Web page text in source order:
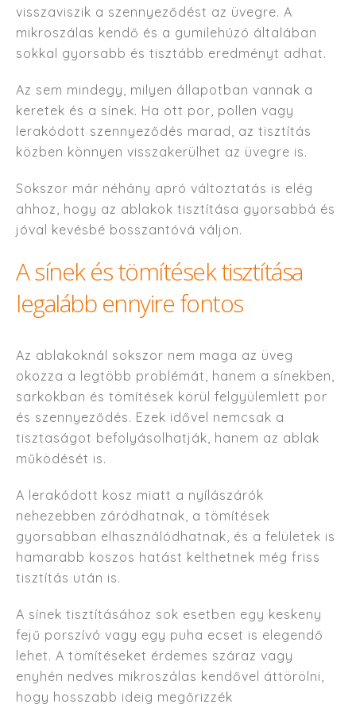
visszaviszik a szennyeződést az üvegre. A
mikroszálas kendő és a gumilehúzó általában
sokkal gyorsabb és tisztább eredményt adhat.
Az sem mindegy, milyen állapotban vannak a
keretek és a sínek. Ha ott por, pollen vagy
lerakódott szennyeződés marad, az tisztítás
közben könnyen visszakerülhet az üvegre is.
Sokszor már néhány apró változtatás is elég
ahhoz, hogy az ablakok tisztítása gyorsabbá és
jóval kevésbé bosszantóvá váljon.
A sínek és tömítések tisztítása
legalább ennyire fontos
Az ablakoknál sokszor nem maga az üveg
okozza a legtöbb problémát, hanem a sínekben,
sarkokban és tömítések körül felgyülemlett por
és szennyeződés. Ezek idővel nemcsak a
tisztaságot befolyásolhatják, hanem az ablak
működését is.
A lerakódott kosz miatt a nyílászárók
nehezebben záródhatnak, a tömítések
gyorsabban elhasználódhatnak, és a felületek is
hamarabb koszos hatást kelthetnek még friss
tisztítás után is.
A sínek tisztításához sok esetben egy keskeny
fejű porszívó vagy egy puha ecset is elegendő
lehet. A tömítéseket érdemes száraz vagy
enyhén nedves mikroszálas kendővel áttörölni,
hogy hosszabb ideig megőrizzék